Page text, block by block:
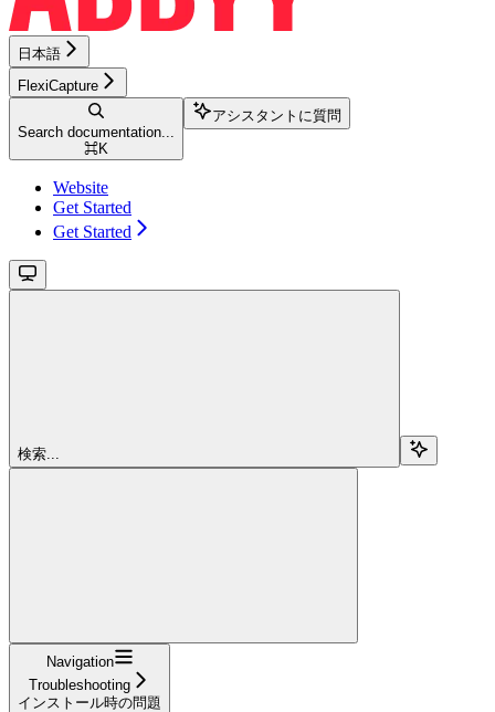
日本語
FlexiCapture
Search documentation...
⌘K
アシスタントに質問
Website
Get Started
Get Started
検索...
Navigation
Troubleshooting
インストール時の問題